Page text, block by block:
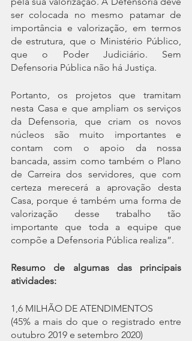
ser colocada no mesmo patamar de
importância e valorização, em termos
de estrutura, que o Ministério Público,
que o Poder Judiciário. Sem
Defensoria Pública não há Justiça.
Portanto, os projetos que tramitam
nesta Casa e que ampliam os serviços
da Defensoria, que criam os novos
núcleos são muito importantes e
contam com o apoio da nossa
bancada, assim como também o Plano
de Carreira dos servidores, que com
certeza merecerá a aprovação desta
Casa, porque é também uma forma de
valorização desse trabalho tão
importante que toda a equipe que
compõe a Defensoria Pública realiza”.
Resumo de algumas das principais
atividades:
1,6 MILHÃO DE ATENDIMENTOS
(45% a mais do que o registrado entre
outubro 2019 e setembro 2020)